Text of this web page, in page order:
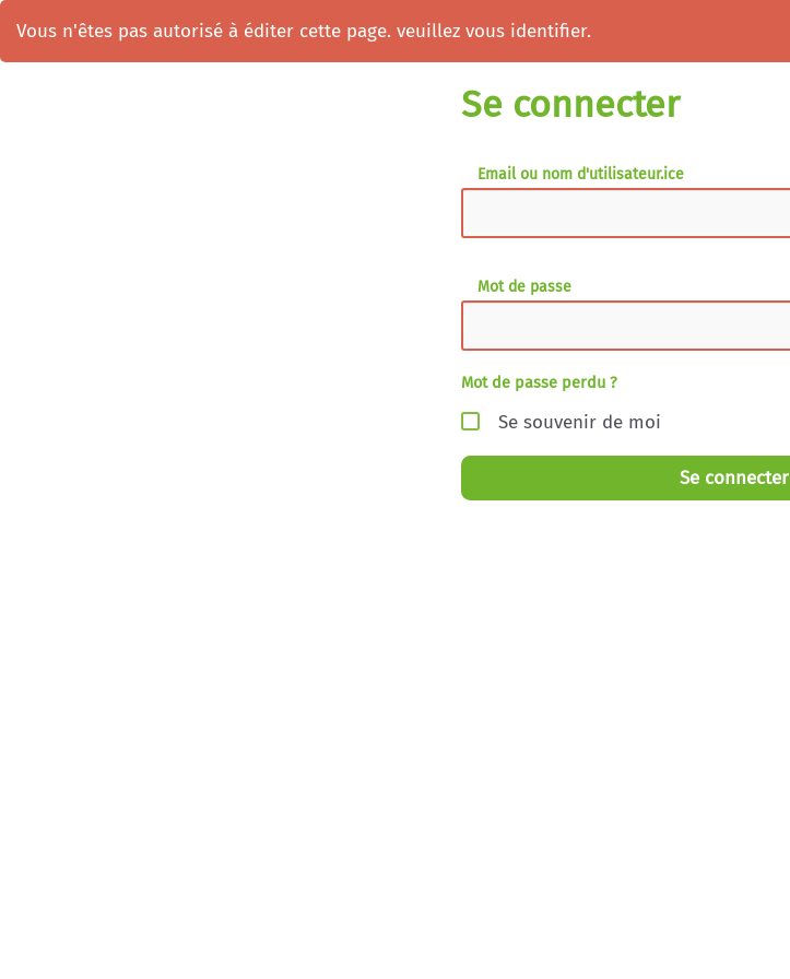
Vous n'êtes pas autorisé à éditer cette page. veuillez vous identifier.
Se connecter
Email ou nom d'utilisateur.ice
Mot de passe
Mot de passe perdu ?
Se souvenir de moi
Se connecter